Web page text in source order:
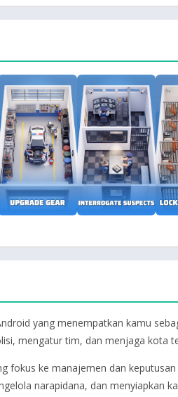
yang menempatkan kamu
mengatur tim, dan menjaga kota
fokus ke manajemen dan
narapidana, dan menyiapkan